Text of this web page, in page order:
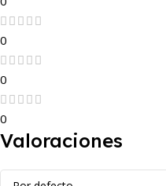
0
0
0
Valoraciones